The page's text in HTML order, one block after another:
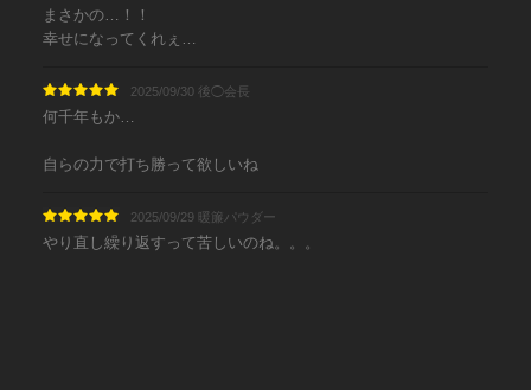
まさかの…！！
幸せになってくれぇ…
2025/09/30 後◯会長
何千年もか…
自らの力で打ち勝って欲しいね
2025/09/29 暖簾パウダー
やり直し繰り返すって苦しいのね。。。